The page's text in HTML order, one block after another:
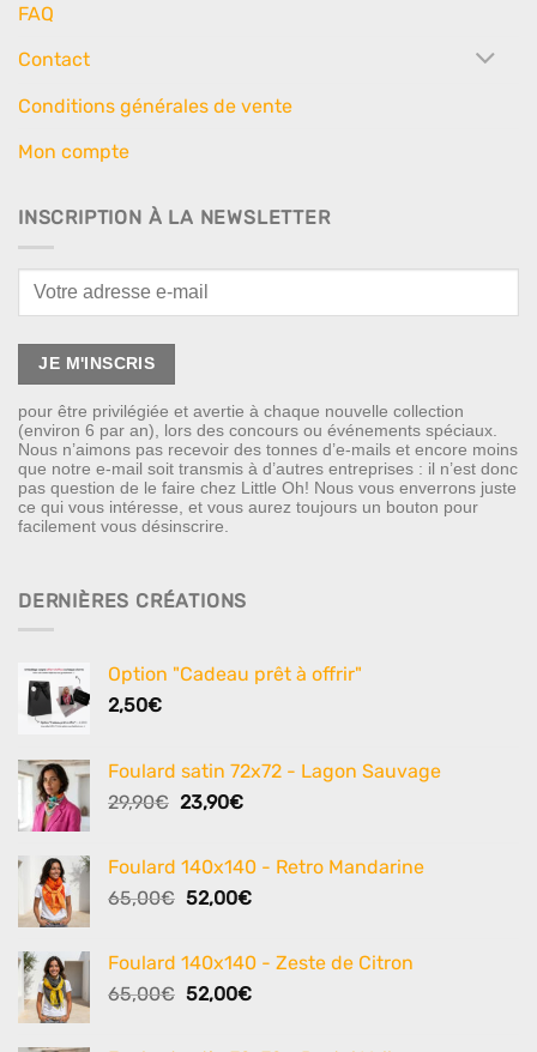
FAQ
Contact
Conditions générales de vente
Mon compte
INSCRIPTION À LA NEWSLETTER
pour être privilégiée et avertie à chaque nouvelle collection
(environ 6 par an), lors des concours ou événements spéciaux.
Nous n’aimons pas recevoir des tonnes d’e-mails et encore moins
que notre e-mail soit transmis à d’autres entreprises : il n’est donc
pas question de le faire chez Little Oh! Nous vous enverrons juste
ce qui vous intéresse, et vous aurez toujours un bouton pour
facilement vous désinscrire.
DERNIÈRES CRÉATIONS
Option "Cadeau prêt à offrir"
2,50€
Foulard satin 72x72 - Lagon Sauvage
29,90€ Le
était :
29,90€.
23,90€Le
est :
23,90€.
Foulard 140x140 - Retro Mandarine
65,00€ Le
était :
65,00€.
52,00€Le
est :
52,00€.
Foulard 140x140 - Zeste de Citron
65,00€ Le
52,00€Le